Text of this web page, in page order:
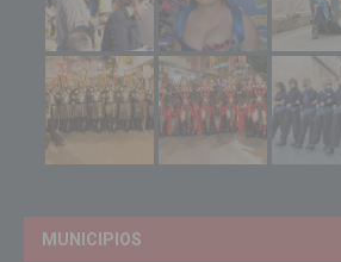
MUNICIPIOS